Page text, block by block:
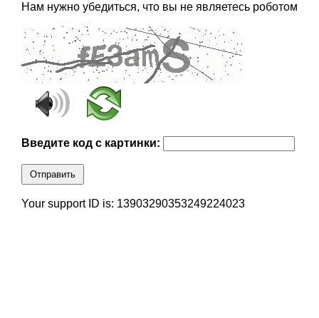
Нам нужно убедиться, что вы не являетесь роботом
Введите код с картинки:
Отправить
Your support ID is: 13903290353249224023